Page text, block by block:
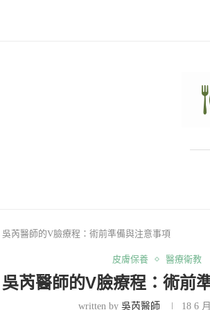
吳芮醫師的V臉療程：術前準備與注意事項
皮膚保養 醫療衛教
吳芮醫師的V臉療程：術前
written by 吳芮醫師 18 6